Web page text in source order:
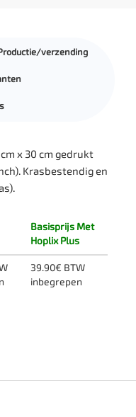
verzending
x 30 cm gedrukt
Krasbestendig en
Basisprijs Met
Hoplix Plus
39.90€ BTW
inbegrepen